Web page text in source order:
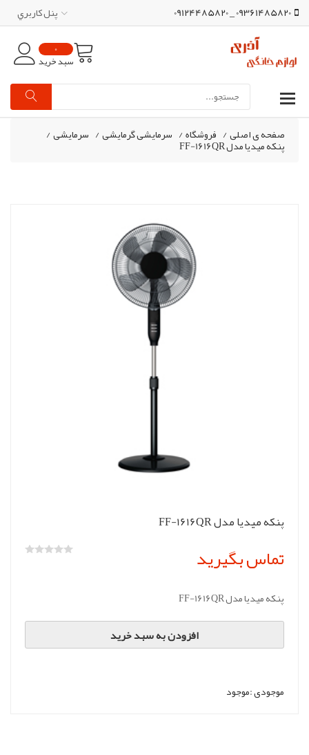
09361485820 _ 09124485820 پنل کاربري
0
سبد خرید
صفحه ی اصلی/ فروشگاه/ سرمایشی گرمایشی/ سرمایشی/
پنکه میدیا مدل FF-1616QR
پنکه میدیا مدل FF-1616QR
تماس بگیرید
پنکه میدیا مدل FF-1616QR
افزودن به سبد خرید
موجودی :موجود